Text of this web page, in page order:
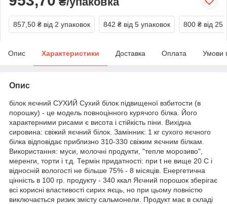
857,50 ₴ від 2 упаковок 842 ₴ від 5 упаковок 800 ₴ від 25
Опис Характеристики Доставка Оплата Умови
Опис
білок яєчний СУХИЙ Сухий білок підвищеної взбитости (в
порошку) - це модель повноцінного курячого білка. Його
характерними рисами є висота і стійкість піни. Вихідна
сировина: свіжий яєчний білок. Замінник: 1 кг сухого яєчного
білка відповідає приблизно 310-330 свіжим яєчним білкам.
Використання: муси, молочні продукти, "тепле морозиво",
меренги, торти і т.д. Термін придатності: при t не вище 20 С і
відносній вологості не більше 75% - 8 місяців. Енергетична
цінність в 100 гр. продукту - 340 ккал Яєчний порошок зберігає
всі корисні властивості сирих яєць, но при цьому повністю
виключається ризик змісту сальмонели. Продукт має в складі